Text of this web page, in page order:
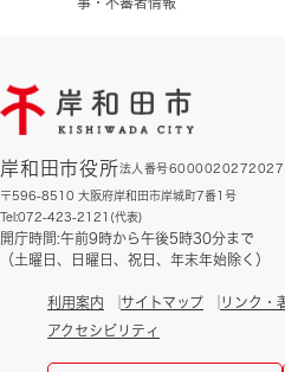
岸和田市役所法人番号6000020272027
〒596-8510 大阪府岸和田市岸城町7番1号
Tel:072-423-2121(代表)
開庁時間:午前9時から午後5時30分まで
（土曜日、日曜日、祝日、年末年始除く）
利用案内 サイトマップ リンク・
アクセシビリティ